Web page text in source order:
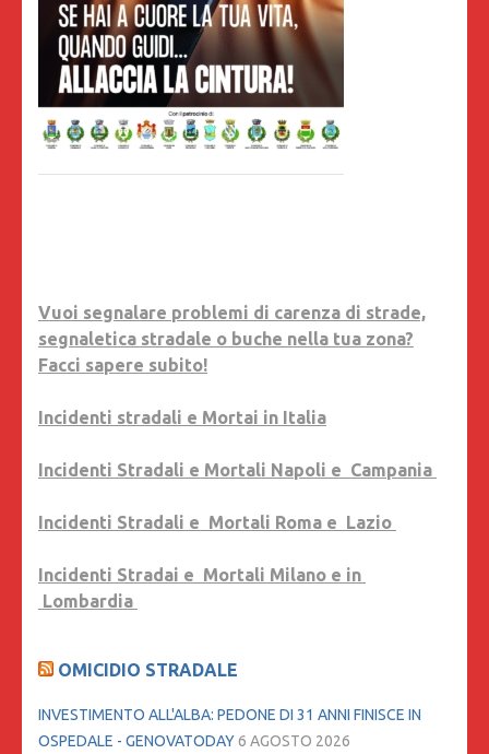
Vuoi segnalare problemi di carenza di strade,
segnaletica stradale o buche nella tua zona?
Facci sapere subito!
Incidenti stradali e Mortai in Italia
Incidenti Stradali e Mortali Napoli e Campania
Incidenti Stradali e Mortali Roma e Lazio
Incidenti Stradai e Mortali Milano e in
Lombardia
OMICIDIO STRADALE
INVESTIMENTO ALL'ALBA: PEDONE DI 31 ANNI FINISCE IN
OSPEDALE - GENOVATODAY6 AGOSTO 2026